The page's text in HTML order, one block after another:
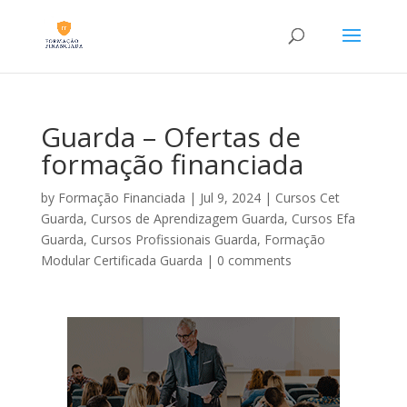
Guarda – Ofertas de
formação financiada
by Formação Financiada | Jul 9, 2024| Cursos Cet
Guarda, Cursos de Aprendizagem Guarda, Cursos Efa
Guarda, Cursos Profissionais Guarda, Formação
Modular Certificada Guarda | 0 comments